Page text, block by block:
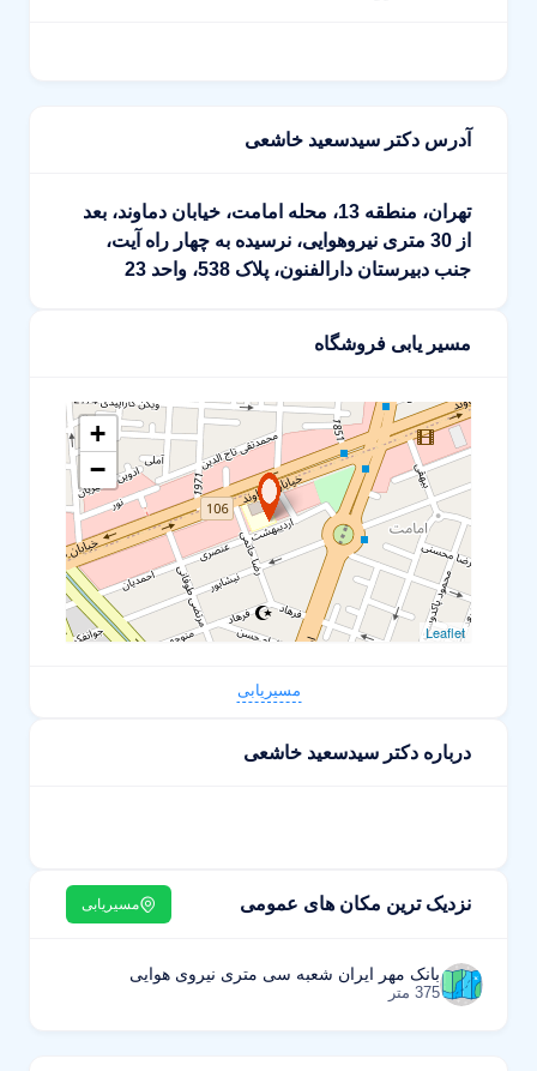
آدرس دکتر سیدسعید خاشعی
تهران، منطقه 13، محله امامت، خیابان دماوند، بعد
از 30 متری نیروهوایی، نرسیده به چهار راه آیت،
جنب دبیرستان دارالفنون، پلاک 538، واحد 23
مسیر یابی فروشگاه
+
−
Leaflet
مسیریابی
درباره دکتر سیدسعید خاشعی
نزدیک ترین مکان های عمومی مسیریابی
بانک مهر ایران شعبه سی متری نیروی هوایی
375 متر